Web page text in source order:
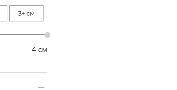
3+ см
4 см